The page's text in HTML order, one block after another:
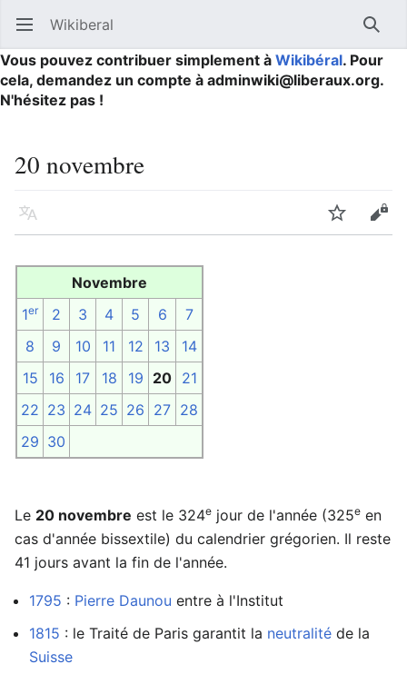
Ouvrir le menu principal Wikiberal
Vous pouvez contribuer simplement à Wikibéral. Pour
cela, demandez un compte à adminwiki@liberaux.org.
N'hésitez pas !
20 novembre
Langue Suivre
Novembre
1er 2 3 4 5 6
7
8
9 10 11 12 13
14
15
16 17 18 19 20 21
22 23 24 25 26 27 28
29 30
Le 20 novembre est le 324e jour de l'année (325e en
cas d'année bissextile) du calendrier grégorien. Il reste
41 jours avant la fin de l'année.
1795 : Pierre Daunou entre à l'Institut
1815 : le Traité de Paris garantit la neutralité de la
Suisse